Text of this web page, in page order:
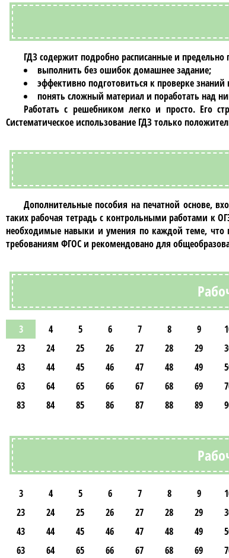
ГДЗсодержит подробно расписанные и
выполнить без ошибок домашнее задание;
эффективно подготовиться к проверке знаний
понять сложный материал и поработать над
Работать с решебником легко и просто. Его
Систематическое использование ГДЗтолько
Дополнительные пособия на печатной основе,
такихрабочая тетрадь с контрольными работами к
необходимые навыки и умения по каждой теме, что
требованиям ФГОС и рекомендовано для
3 4 5 6 7 8 9
23
24 25 26 27 28 29
43
44 45 46 47 48 49
63
64 65 66 67 68 69
83
84 85 86 87 88 89
3 4 5 6 7 8 9
23
24 25 26 27 28 29
43
44 45 46 47 48 49
63
64 65 66 67 68 69